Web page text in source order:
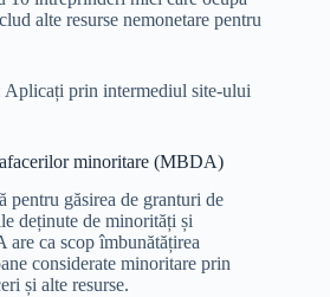
alte resurse nemonetare pentru
Aplicați prin intermediul site-ului
minoritare (MBDA)
pentru găsirea de granturi de
deținute de minorități și
ca scop îmbunătățirea
considerate minoritare prin
și alte resurse.